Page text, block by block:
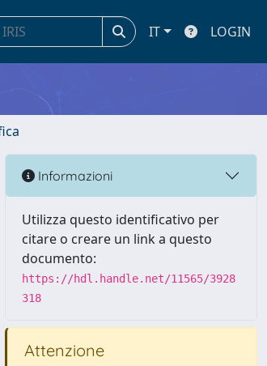
IT LOGIN
Informazioni
Utilizza questo identificativo per
citare o creare un link a questo
documento:
https://hdl.handle.net/11565/3928
318
Attenzione